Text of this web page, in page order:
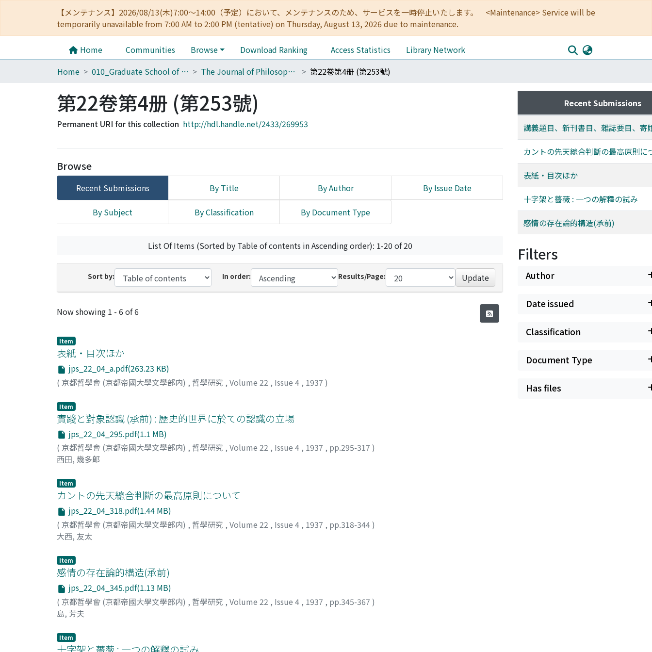
【メンテナンス】2026/08/13(木)7:00～14:00（予定）において、メンテナンスのため、サービスを一時停止いたします。 <Maintenance> Service will be
temporarily unavailable from 7:00 AM to 2:00 PM (tentative) on Thursday, August 13, 2026 due to maintenance.
Home Communities Browse Download Ranking Access Statistics
Library Network
Home
010_Graduate School of Letters The Journal of Philosophical Studies 第22卷第4册 (第253號)
第22卷第4册 (第253號)
Permanent URI for this collection http://hdl.handle.net/2433/269953
Browse
Recent Submissions By Title By Author By Issue Date
By Subject By Classification By Document Type
List Of Items (Sorted by Table of contents in Ascending order): 1-20 of 20
Sort by: In order: Results/Page: Update
Recent Submissions
Now showing 1 - 6 of 6
Item
表紙・目次ほか
jps_22_04_a.pdf(263.23 KB)
( 京都哲學會 (京都帝國大學文學部内) , 哲學研究 , Volume 22 , Issue 4 , 1937 )
Item
實踐と對象認識 (承前) : 歷史的世界に於ての認識の立場
jps_22_04_295.pdf(1.1 MB)
( 京都哲學會 (京都帝國大學文學部内) , 哲學研究 , Volume 22 , Issue 4 , 1937 , pp.295-317 )
西田, 幾多郞
Item
カントの先天總合判斷の最高原則について
jps_22_04_318.pdf(1.44 MB)
( 京都哲學會 (京都帝國大學文學部内) , 哲學研究 , Volume 22 , Issue 4 , 1937 , pp.318-344)
大西, 友太
Item
感情の存在論的構造(承前)
jps_22_04_345.pdf(1.13 MB)
( 京都哲學會 (京都帝國大學文學部内) , 哲學研究 , Volume 22 , Issue 4 , 1937 , pp.345-367 )
島, 芳夫
Item
十字架と薔薇 : 一つの解釋の試み
Recent Submissions
講義題目、新刊書目、雜誌要目、寄
カントの先天總合判斷の最高原則に
表紙・目次ほか
十字架と薔薇 : 一つの解釋の試み
感情の存在論的構造(承前)
Filters
Author
Date issued
Classification
Document Type
Has files